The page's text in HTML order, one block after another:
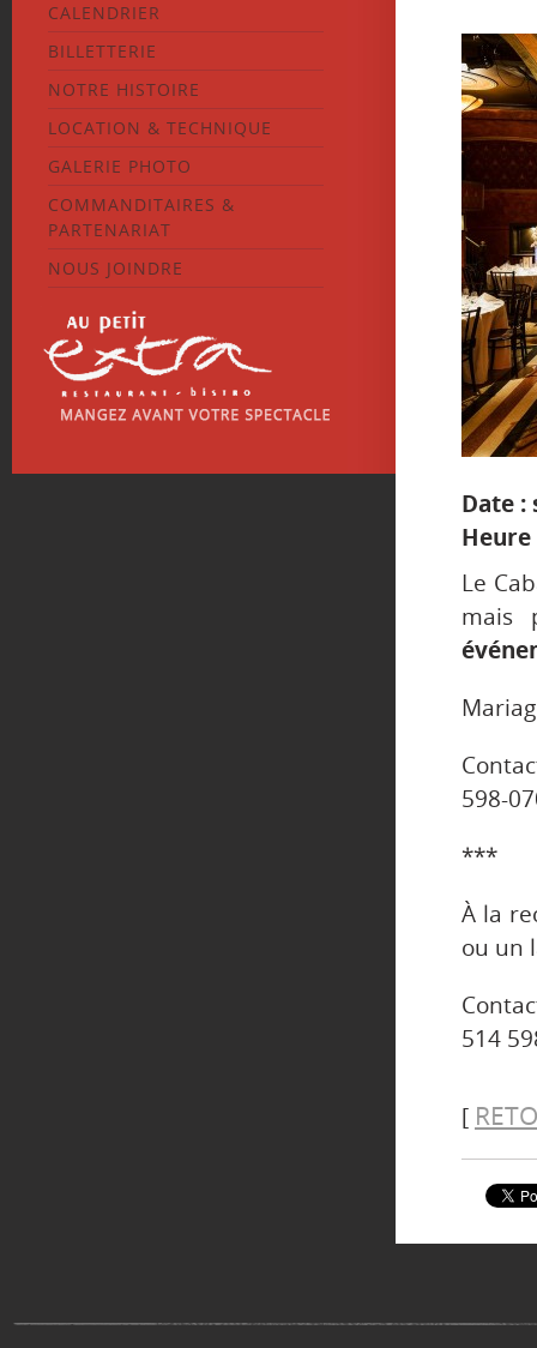
CALENDRIER
BILLETTERIE
NOTRE HISTOIRE
LOCATION & TECHNIQUE
GALERIE PHOTO
COMMANDITAIRES &
PARTENARIAT
NOUS JOINDRE
Date :
Heure
Le
mais
598-
***
À la
ou un
514
[